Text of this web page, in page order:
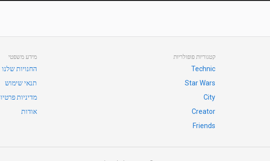
קטגוריות פופולריות
Technic
Star Wars
City
Creator
Friends
מידע משפטי
החנויות שלנו
תנאי שימוש
מדיניות
אודות